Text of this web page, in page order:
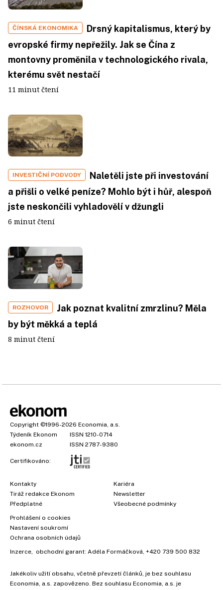
ČÍNSKÁ EKONOMIKA
Drsný kapitalismus, který by
evropské firmy nepřežily. Jak se Čína z
montovny proměnila v technologického rivala,
kterému svět nestačí
11 minut čtení
INVESTIČNÍ PODVODY
Naletěli jste při investování
a přišli o velké peníze? Mohlo být i hůř, alespoň
jste neskončili vyhladovělí v džungli
6 minut čtení
ROZHOVOR
Jak poznat kvalitní zmrzlinu? Měla
by být měkká a teplá
8 minut čtení
Copyright ©1996-2026 Economia, a.s.
Týdeník Ekonom
ISSN 1210-0714
ekonom.cz
ISSN 2787-9380
Certifikováno:
Kontakty
Tiráž redakce Ekonom
Předplatné
Kariéra
Newsletter
Všeobecné podmínky
Prohlášení o cookies
Nastavení soukromí
Ochrana osobních údajů
Inzerce , obchodní garant: Adéla Formáčková +420 739 500 832
Jakékoliv užití obsahu, včetně převzetí článků, je bez souhlasu
Economia, a.s. zapovězeno. Bez souhlasu Economia, a.s. je